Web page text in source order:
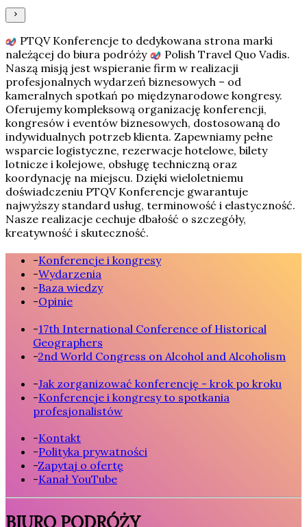
PTQV Konferencje to dedykowana strona marki
należącej do biura podróży
Polish Travel Quo Vadis.
Naszą misją jest wspieranie firm w realizacji
profesjonalnych wydarzeń biznesowych – od
kameralnych spotkań po międzynarodowe kongresy.
Oferujemy kompleksową organizację konferencji,
kongresów i eventów biznesowych, dostosowaną do
indywidualnych potrzeb klienta. Zapewniamy pełne
wsparcie logistyczne, rezerwacje hotelowe, bilety
lotnicze i kolejowe, obsługę techniczną oraz
koordynację na miejscu. Dzięki wieloletniemu
doświadczeniu PTQV Konferencje gwarantuje
najwyższy standard usług, terminowość i elastyczność.
Nasze realizacje cechuje dbałość o szczegóły,
kreatywność i skuteczność.
-Konferencje i kongresy
-Wydarzenia
-Baza wiedzy
-Opinie
-17th International Conference of Historical
Geographers
-2nd World Congress on Alcohol and Alcoholism
-Jak zorganizować konferencję - krok po kroku
-Konferencje i kongresy to spotkania
profesjonalistów
-Kontakt
-Polityka prywatności
-Zapytaj o ofertę
-Kanał YouTube